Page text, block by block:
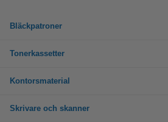
Bläckpatroner
Tonerkassetter
Kontorsmaterial
Skrivare och skanner